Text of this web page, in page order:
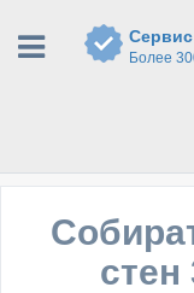
Сервис
Более
стен